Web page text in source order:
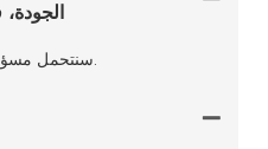
سنتحمل مسؤولية جميع مشاكل الجودة.